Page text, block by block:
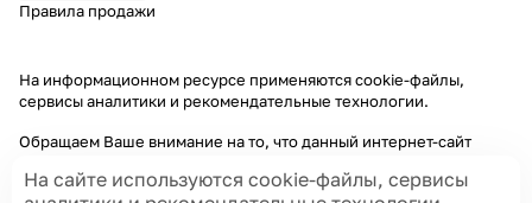
Правила продажи
На информационном ресурсе применяютсяcookie-файлы,
сервисы аналитики и рекомендательные технологии.
Обращаем Ваше внимание на то, что данный интернет-сайт
условиях информационные материалы и цены, размещенные на
На сайте используются cookie-файлы, сервисы